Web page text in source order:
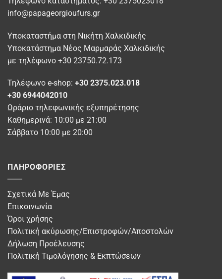
σελίδα
προϊόντος
info@papageorgioufurs.gr
Υποκαταστήμα στη Νικήτη Χαλκιδικής
Υποκατάστημα Νέος Μαρμαράς Χαλκιδικής
με τηλέφωνο +30 23750.72.173
Τηλέφωνο e-shop: +30 2375.023.018
+30 6944042010
Ωράριο τηλεφωνικής εξυπηρέτησης
Καθημερινά: 10:00 με 21:00
Σάββατο 10:00 με 20:00
ΠΛΗΡΟΦΟΡΊΕΣ
Σχετικά Με Έμας
Επικοινωνία
Όροι χρήσης
Πολιτική ακύρωσης/Επιστροφών/Αποστολών
Δήλωση Προέλευσης
Πολιτική Τιμολόγησης & Εκπτώσεων